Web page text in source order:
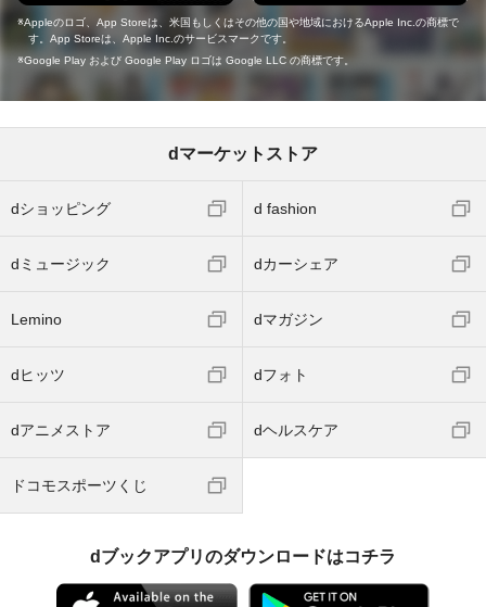
Appleのロゴ、App Storeは、米国もしくはその他の国や地域におけるApple Inc.の商標で
す。App Storeは、Apple Inc.のサービスマークです。
Google Play および Google Play ロゴは Google LLC の商標です。
dマーケットストア
dショッピング d fashion
dミュージック dカーシェア
Lemino dマガジン
dヒッツ dフォト
dアニメストア dヘルスケア
ドコモスポーツくじ
dブックアプリのダウンロードはコチラ